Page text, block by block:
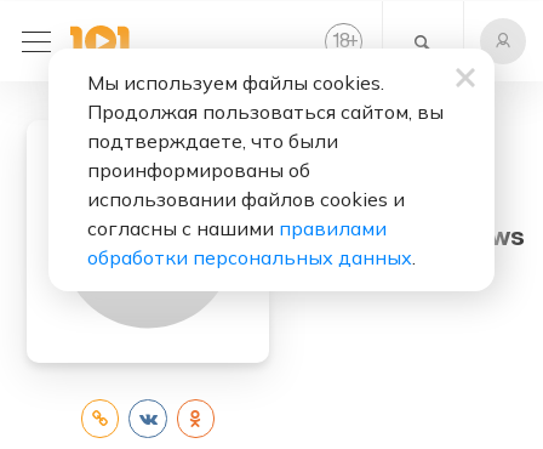
18+
Слушать бесплатно
Marion Meadows
Мы используем файлы cookies.
Продолжая пользоваться сайтом, вы
подтверждаете, что были
проинформированы об
использовании файлов cookies и
согласны с нашими правилами
обработки персональных данных.